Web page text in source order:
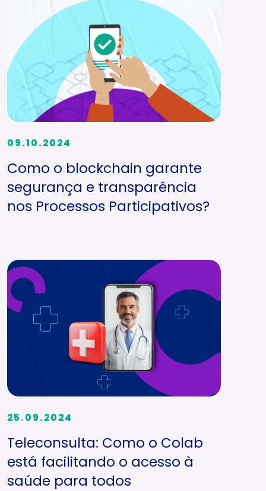
09.10.2024
Como o blockchain garante
segurança e transparência
nos Processos Participativos?
25.09.2024
Teleconsulta: Como o Colab
está facilitando o acesso à
saúde para todos